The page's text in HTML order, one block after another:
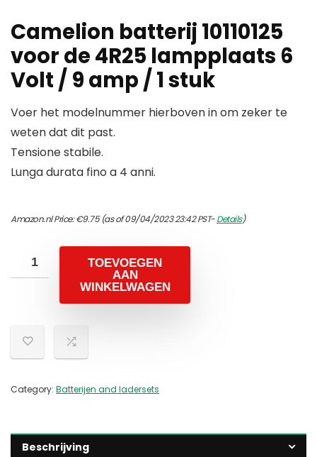
Camelion batterij 10110125
voor de 4R25 lampplaats 6
Volt / 9 amp / 1 stuk
Voer het modelnummer hierboven in om zeker te
weten dat dit past.
Tensione stabile.
Lunga durata fino a 4 anni.
Amazon.nl Price:€9.75(as of 09/04/2023 23:42 PST-Details)
TOEVOEGEN
AAN
WINKELWAGEN
Category: Batterijen and ladersets
Beschrijving